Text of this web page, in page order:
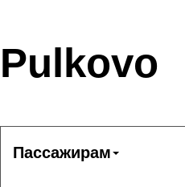
Pulkovo
Пассажирам